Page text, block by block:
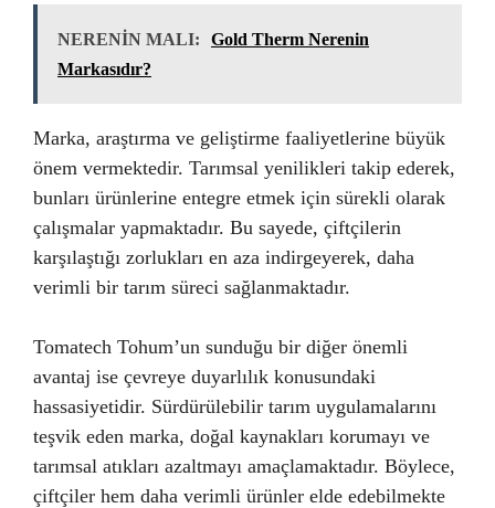
NERENİN MALI:
Gold Therm Nerenin
Markasıdır?
Marka, araştırma ve geliştirme faaliyetlerine büyük
önem vermektedir. Tarımsal yenilikleri takip ederek,
bunları ürünlerine entegre etmek için sürekli olarak
çalışmalar yapmaktadır. Bu sayede, çiftçilerin
karşılaştığı zorlukları en aza indirgeyerek, daha
verimli bir tarım süreci sağlanmaktadır.
Tomatech Tohum’un sunduğu bir diğer önemli
avantaj ise çevreye duyarlılık konusundaki
hassasiyetidir. Sürdürülebilir tarım uygulamalarını
teşvik eden marka, doğal kaynakları korumayı ve
tarımsal atıkları azaltmayı amaçlamaktadır. Böylece,
çiftçiler hem daha verimli ürünler elde edebilmekte